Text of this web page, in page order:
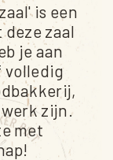
is een
zaal
je aan
volledig
zijn.
met